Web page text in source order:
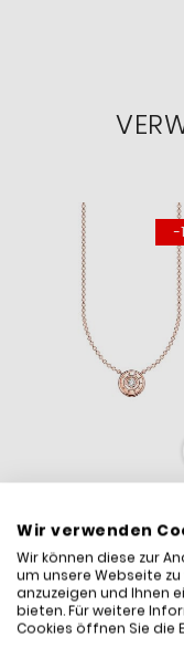
-
Halskette-
Kreis
KE1881-416-14
170,00 €
189,00 €
inkl. MwSt. undVersand
Versandfertig: Sofort
lieferbar
Wir verwenden
Wir können diese zur
um unsere Webseite
anzuzeigen und Ihnen
bieten. Für weitere
Cookies öffnen Sie die